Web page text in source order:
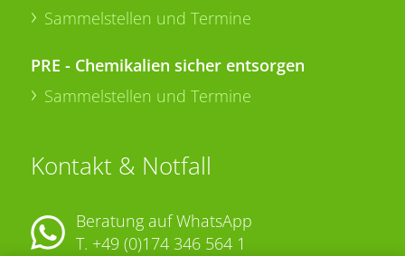
Sammelstellen und Termine
PRE - Chemikalien sicher entsorgen
Sammelstellen und Termine
Kontakt & Notfall
Beratung auf WhatsApp
T. +49 (0)174 346 564 1